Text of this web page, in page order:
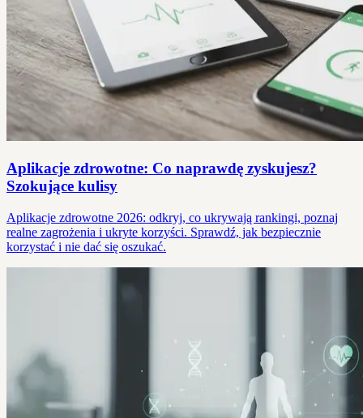
Aplikacje zdrowotne: Co naprawdę zyskujesz?
Szokujące kulisy
Aplikacje zdrowotne 2026: odkryj, co ukrywają rankingi, poznaj
realne zagrożenia i ukryte korzyści. Sprawdź, jak bezpiecznie
korzystać i nie dać się oszukać.